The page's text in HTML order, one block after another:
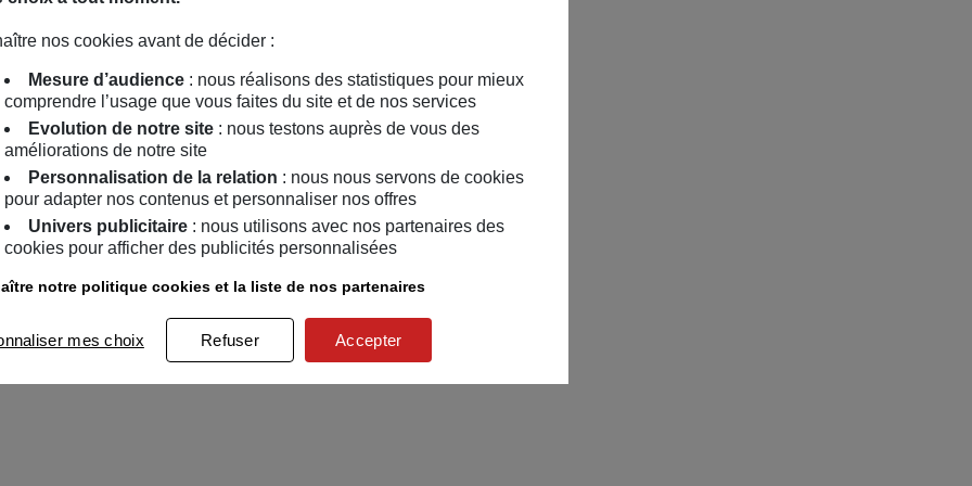
nos cookies avant de décider :
Mesure d’audience : nous réalisons des statistiques pour mieux
comprendre l’usage que vous faites du site et de nos services
Evolution de notre site : nous testons auprès de vous des
améliorations de notre site
Personnalisation de la relation : nous nous servons de cookies
pour adapter nos contenus et personnaliser nos offres
Univers publicitaire : nous utilisons avec nos partenaires des
cookies pour afficher des publicités personnalisées
notre politique cookies et la liste de nos partenaires
mes choix Refuser Accepter